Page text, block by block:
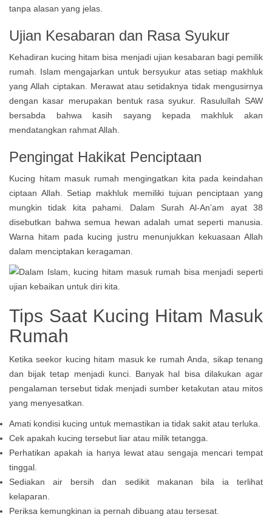
tanpa alasan yang jelas.
Ujian Kesabaran dan Rasa Syukur
Kehadiran kucing hitam bisa menjadi ujian kesabaran bagi pemilik
rumah. Islam mengajarkan untuk bersyukur atas setiap makhluk
yang Allah ciptakan. Merawat atau setidaknya tidak mengusirnya
dengan kasar merupakan bentuk rasa syukur. Rasulullah SAW
bersabda bahwa kasih sayang kepada makhluk akan
mendatangkan rahmat Allah.
Pengingat Hakikat Penciptaan
Kucing hitam masuk rumah mengingatkan kita pada keindahan
ciptaan Allah. Setiap makhluk memiliki tujuan penciptaan yang
mungkin tidak kita pahami. Dalam Surah Al-An’am ayat 38
disebutkan bahwa semua hewan adalah umat seperti manusia.
Warna hitam pada kucing justru menunjukkan kekuasaan Allah
dalam menciptakan keragaman.
Tips Saat Kucing Hitam Masuk
Rumah
Ketika seekor kucing hitam masuk ke rumah Anda, sikap tenang
dan bijak tetap menjadi kunci. Banyak hal bisa dilakukan agar
pengalaman tersebut tidak menjadi sumber ketakutan atau mitos
yang menyesatkan.
Amati kondisi kucing untuk memastikan ia tidak sakit atau terluka.
Cek apakah kucing tersebut liar atau milik tetangga.
Perhatikan apakah ia hanya lewat atau sengaja mencari tempat
tinggal.
Sediakan air bersih dan sedikit makanan bila ia terlihat
kelaparan.
Periksa kemungkinan ia pernah dibuang atau tersesat.